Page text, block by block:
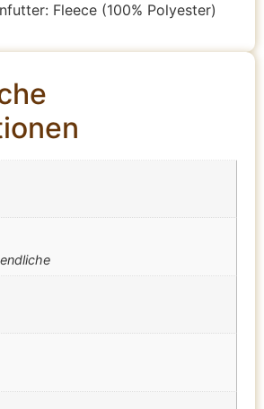
Fleece (100% Polyester)